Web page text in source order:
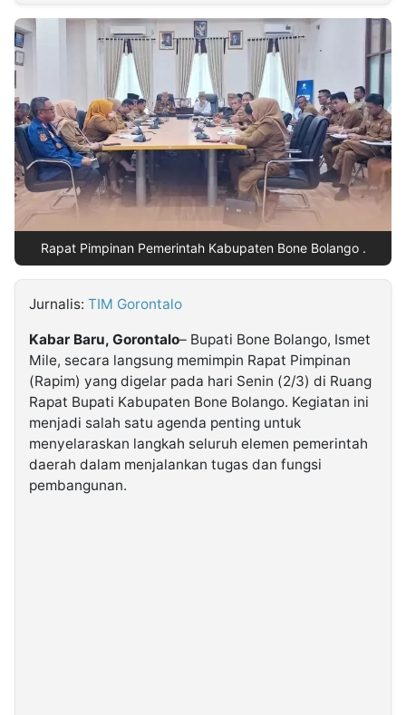
INDONESIA
Partner
Insight
NTB
Suara
Time
Lens
IDN
Daily
Jogja
Jalan
Rakyat
Idealita
News
Kita
Notice
Dinamikapost.com
Radar
Baru
Seedbacklink
Follow
Kabarbaru
Kabarbaru.co
2026
Rapat Pimpinan Pemerintah Kabupaten Bone Bolango .
Jurnalis: TIM Gorontalo
Kabar Baru, Gorontalo– Bupati Bone Bolango, Ismet
Mile, secara langsung memimpin Rapat Pimpinan
(Rapim) yang digelar pada hari Senin (2/3) di Ruang
Rapat Bupati Kabupaten Bone Bolango. Kegiatan ini
menjadi salah satu agenda penting untuk
menyelaraskan langkah seluruh elemen pemerintah
daerah dalam menjalankan tugas dan fungsi
pembangunan.